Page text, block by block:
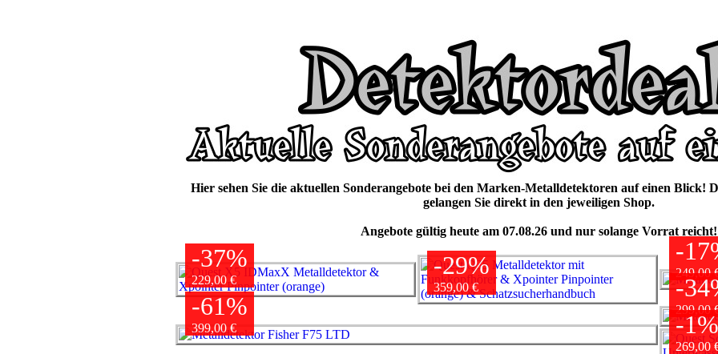
Hier sehen Sie die aktuellen Sonderangebote bei den Marken-Metalldetektoren auf einen
gelangen Sie direkt in den jeweiligen Shop.
Angebote gültig heute am 07.08.26 und nur solange Vorrat reicht!
-37%
229,00 €
-29%
359,00 €
-
249,00
-61%
399,00 €
-
299,00
-1%
269,00